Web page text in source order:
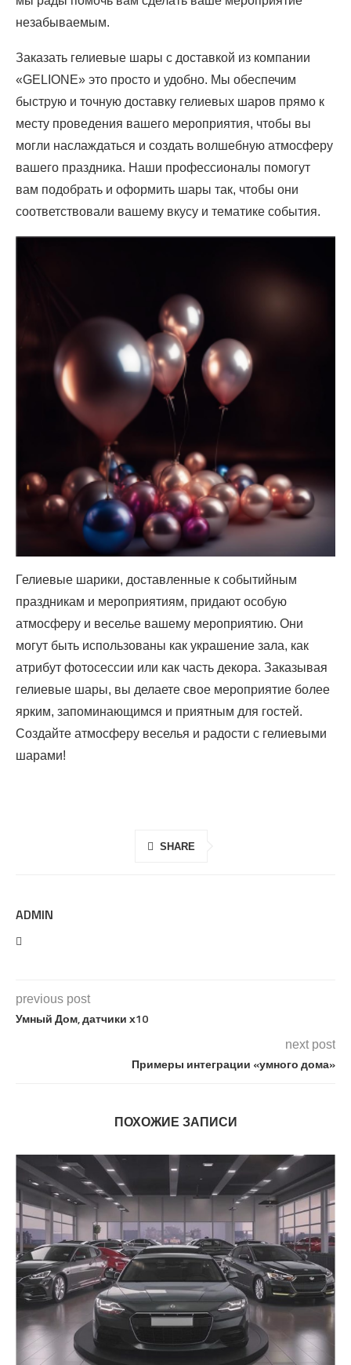
незабываемым.
Заказать гелиевые шары с доставкой из компании
«GELIONE» это просто и удобно. Мы обеспечим
быструю и точную доставку гелиевых шаров прямо к
месту проведения вашего мероприятия, чтобы вы
могли наслаждаться и создать волшебную атмосферу
вашего праздника. Наши профессионалы помогут
вам подобрать и оформить шары так, чтобы они
соответствовали вашему вкусу и тематике события.
Гелиевые шарики, доставленные к событийным
праздникам и мероприятиям, придают особую
атмосферу и веселье вашему мероприятию. Они
могут быть использованы как украшение зала, как
атрибут фотосессии или как часть декора. Заказывая
гелиевые шары, вы делаете свое мероприятие более
ярким, запоминающимся и приятным для гостей.
Создайте атмосферу веселья и радости с гелиевыми
шарами!
SHARE
ADMIN
previous post
Умный Дом, датчики х10
next post
Примеры интеграции «умного дома»
ПОХОЖИЕ ЗАПИСИ